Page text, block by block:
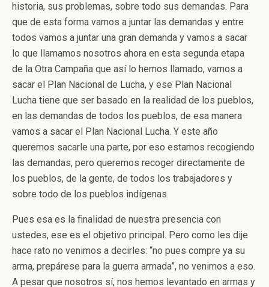
historia, sus problemas, sobre todo sus demandas. Para
que de esta forma vamos a juntar las demandas y entre
todos vamos a juntar una gran demanda y vamos a sacar
lo que llamamos nosotros ahora en esta segunda etapa
de la Otra Campaña que así lo hemos llamado, vamos a
sacar el Plan Nacional de Lucha, y ese Plan Nacional
Lucha tiene que ser basado en la realidad de los pueblos,
en las demandas de todos los pueblos, de esa manera
vamos a sacar el Plan Nacional Lucha. Y este año
queremos sacarle una parte, por eso estamos recogiendo
las demandas, pero queremos recoger directamente de
los pueblos, de la gente, de todos los trabajadores y
sobre todo de los pueblos indígenas.
Pues esa es la finalidad de nuestra presencia con
ustedes, ese es el objetivo principal. Pero como les dije
hace rato no venimos a decirles: “no pues compre ya su
arma, prepárese para la guerra armada”, no venimos a eso.
A pesar que nosotros sí, nos hemos levantado en armas y